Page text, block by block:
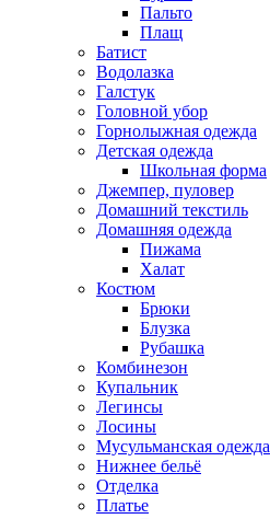
Пальто
Плащ
Батист
Водолазка
Галстук
Головной убор
Горнолыжная одежда
Детская одежда
Школьная форма
Джемпер, пуловер
Домашний текстиль
Домашняя одежда
Пижама
Халат
Костюм
Брюки
Блузка
Рубашка
Комбинезон
Купальник
Легинсы
Лосины
Мусульманская одежда
Нижнее бельё
Отделка
Платье